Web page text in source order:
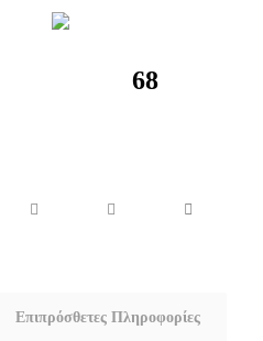
68
Επιπρόσθετες Πληροφορίες